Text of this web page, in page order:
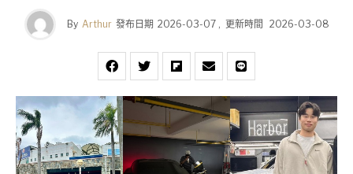
By Arthur 發布日期 2026-03-07, 更新時間 2026-03-08